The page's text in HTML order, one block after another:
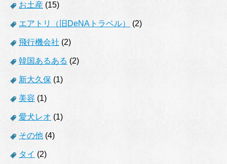
お土産 (15)
エアトリ（旧DeNAトラベル） (2)
飛行機会社 (2)
韓国あるある (2)
新大久保 (1)
美容 (1)
愛犬レオ (1)
その他 (4)
タイ (2)